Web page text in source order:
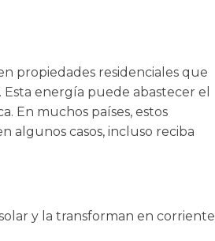
propiedades residenciales que
energía puede abastecer el
En muchos países, estos
algunos casos, incluso reciba
y la transforman en corriente